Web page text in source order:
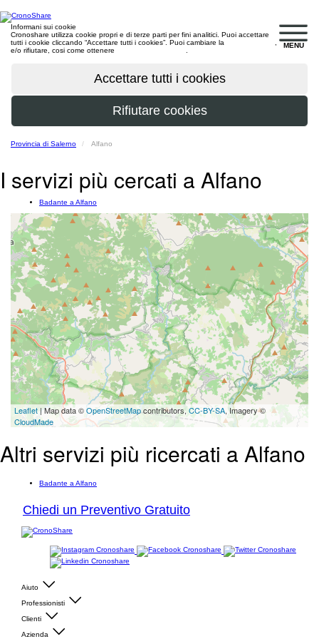
MENU
Informani sui cookie
Cronoshare utilizza cookie propri e di terze parti per fini analitici. Puoi accettare
tutti i cookie cliccando “Accettare tutti i cookies”. Puoi cambiare la
e/o rifiutare, cosi come ottenere
Provincia di Salerno Alfano
I servizi più cercati a Alfano
Badante a Alfano
Leaflet | Map data ©OpenStreetMapcontributors, CC-BY-SA, Imagery ©
CloudMade
Altri servizi più ricercati a Alfano
Badante a Alfano
Chiedi un Preventivo Gratuito
Aiuto
Professionisti
Clienti
Azienda